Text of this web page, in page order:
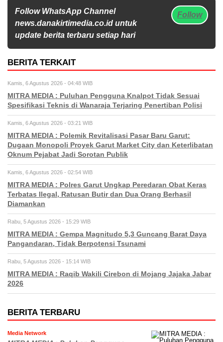
Follow WhatsApp Channel
news.danakirtimedia.co.id untuk
update berita terbaru setiap hari
Follow
BERITA TERKAIT
Kamis, 6 Agustus 2026 - 04:48 WIB
MITRA MEDIA : Puluhan Pengguna Knalpot Tidak Sesuai
Spesifikasi Teknis di Wanaraja Terjaring Penertiban Polisi
Kamis, 6 Agustus 2026 - 03:21 WIB
MITRA MEDIA : Polemik Revitalisasi Pasar Baru Garut:
Dugaan Monopoli Proyek Garut Market City dan Keterlibatan
Oknum Pejabat Jadi Sorotan Publik
Kamis, 6 Agustus 2026 - 02:54 WIB
MITRA MEDIA : Polres Garut Ungkap Peredaran Obat Keras
Terbatas Ilegal, Ratusan Butir dan Dua Orang Berhasil
Diamankan
Rabu, 5 Agustus 2026 - 15:29 WIB
MITRA MEDIA : Gempa Magnitudo 5,3 Guncang Barat Daya
Pangandaran, Tidak Berpotensi Tsunami
Rabu, 5 Agustus 2026 - 15:14 WIB
MITRA MEDIA : Raqib Wakili Cirebon di Mojang Jajaka Jabar
2026
BERITA TERBARU
Media Network